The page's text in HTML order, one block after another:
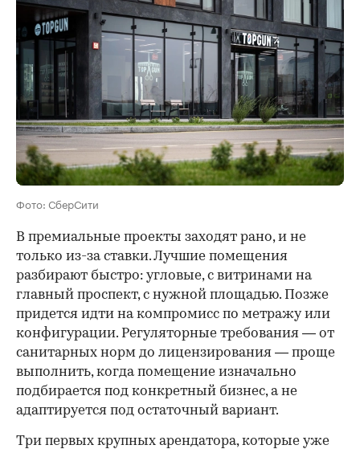
Фото: СберСити
В премиальные проекты заходят рано, и не
только из-за ставки. Лучшие помещения
разбирают быстро: угловые, с витринами на
главный проспект, с нужной площадью. Позже
придется идти на компромисс по метражу или
конфигурации. Регуляторные требования — от
санитарных норм до лицензирования — проще
выполнить, когда помещение изначально
подбирается под конкретный бизнес, а не
адаптируется под остаточный вариант.
Три первых крупных арендатора, которые уже